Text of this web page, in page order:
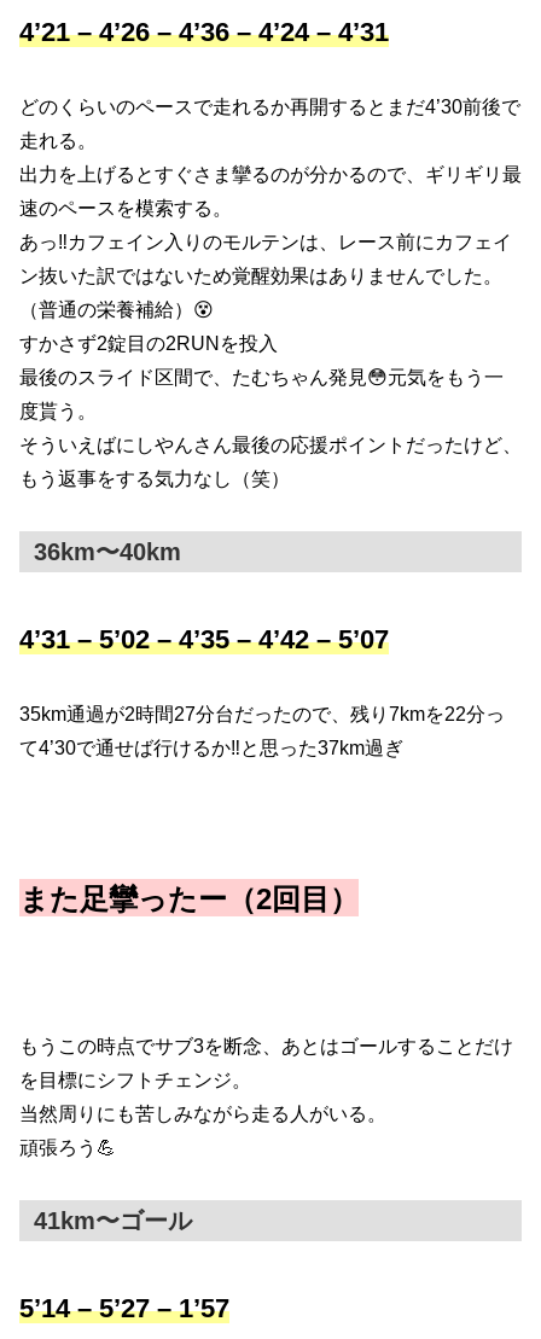
4’21 – 4’26 – 4’36 – 4’24 – 4’31
どのくらいのペースで走れるか再開するとまだ4’30前後で
走れる。
出力を上げるとすぐさま攣るのが分かるので、ギリギリ最
速のペースを模索する。
あっ‼️カフェイン入りのモルテンは、レース前にカフェイ
ン抜いた訳ではないため覚醒効果はありませんでした。
（普通の栄養補給）😵
すかさず2錠目の2RUNを投入
最後のスライド区間で、たむちゃん発見😳元気をもう一
度貰う。
そういえばにしやんさん最後の応援ポイントだったけど、
もう返事をする気力なし（笑）
36km〜40km
4’31 – 5’02 – 4’35 – 4’42 – 5’07
35km通過が2時間27分台だったので、残り7kmを22分っ
て4’30で通せば行けるか‼️と思った37km過ぎ
また足攣ったー（2回目）
もうこの時点でサブ3を断念、あとはゴールすることだけ
を目標にシフトチェンジ。
当然周りにも苦しみながら走る人がいる。
頑張ろう💪
41km〜ゴール
5’14 – 5’27 – 1’57